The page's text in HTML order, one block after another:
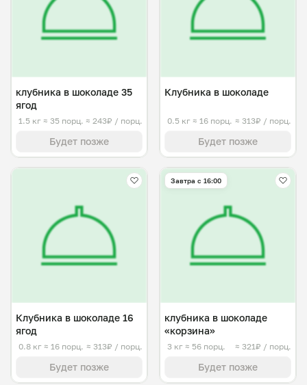
клубника в шоколаде 35
ягод
1.5 кг ≈ 35 порц. ≈ 243₽ / порц.
Будет позже
Клубника в шоколаде
0.5 кг ≈ 16 порц. ≈ 313₽ / порц.
Будет позже
Клубника в шоколаде 16
ягод
0.8 кг ≈ 16 порц. ≈ 313₽ / порц.
Будет позже
Завтра c 16:00
клубника в шоколаде
«корзина»
3 кг ≈ 56 порц. ≈ 321₽ / порц.
Будет позже